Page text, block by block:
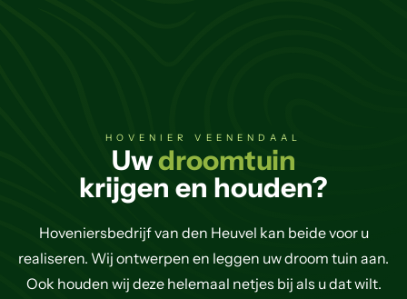
HOVENIER VEENENDAAL
Uwdroomtuin
krijgen en houden?
Hoveniersbedrijf van den Heuvel kan beide voor u
realiseren. Wij ontwerpen en leggen uw droom tuin aan.
Ook houden wij deze helemaal netjes bij als u dat wilt.